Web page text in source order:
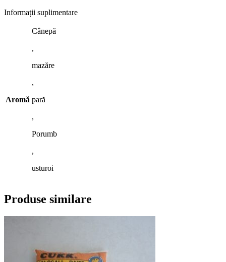
Informații suplimentare
Aromă
Cânepă
,
mazăre
,
pară
,
Porumb
,
usturoi
Produse similare